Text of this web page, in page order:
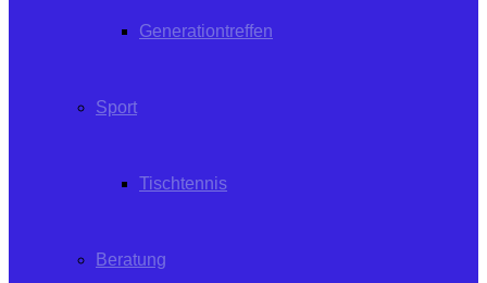
Generationtreffen
Sport
Tischtennis
Beratung